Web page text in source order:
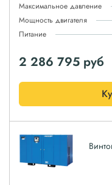
Максимальное давление
Мощность двигателя
Питание
2 286 795 руб